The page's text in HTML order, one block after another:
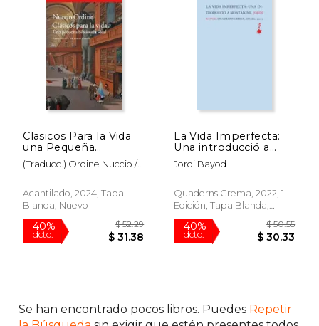
15%
dcto.
40%
dcto.
Clasicos Para la Vida
una Pequeña
Biblioteca Ideal
(Traducc.) Ordine Nuccio /
Acantilado, 2024, Tapa
Blanda, Nuevo
La Vida Imperfecta:
Una introducció a
Montaigne (en
Catalán)
Jordi Bayod
Quaderns Crema, 2022, 1
Edición, Tapa Blanda,
Nuevo
Se han encontrado pocos libros. Puedes Repetir